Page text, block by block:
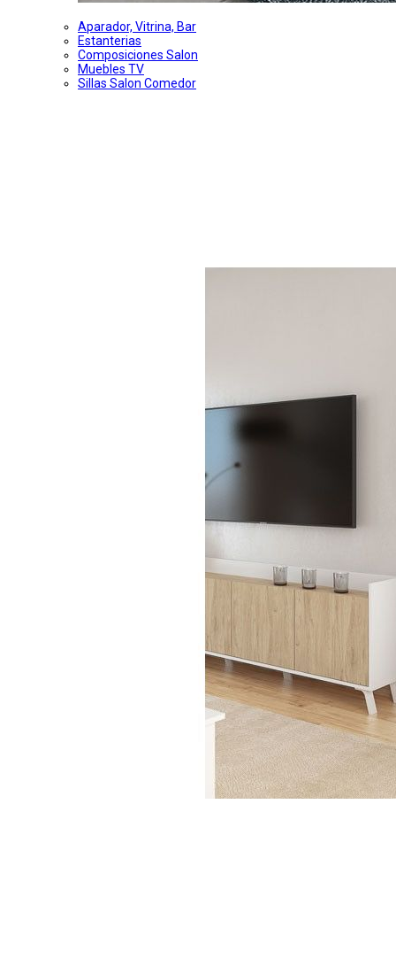
Aparador, Vitrina, Bar
Estanterias
Composiciones Salon
Muebles TV
Sillas Salon Comedor